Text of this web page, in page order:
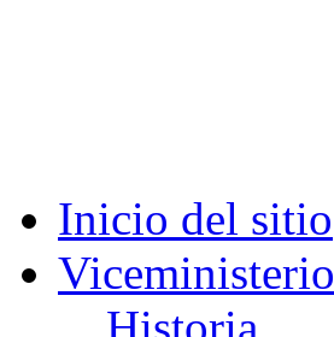
Inicio del sitio
Viceministerio